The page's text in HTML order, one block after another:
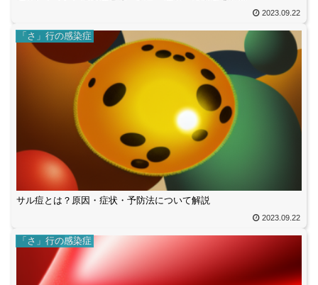
2023.09.22
「さ」行の感染症
サル痘とは？原因・症状・予防法について解説
2023.09.22
「さ」行の感染症